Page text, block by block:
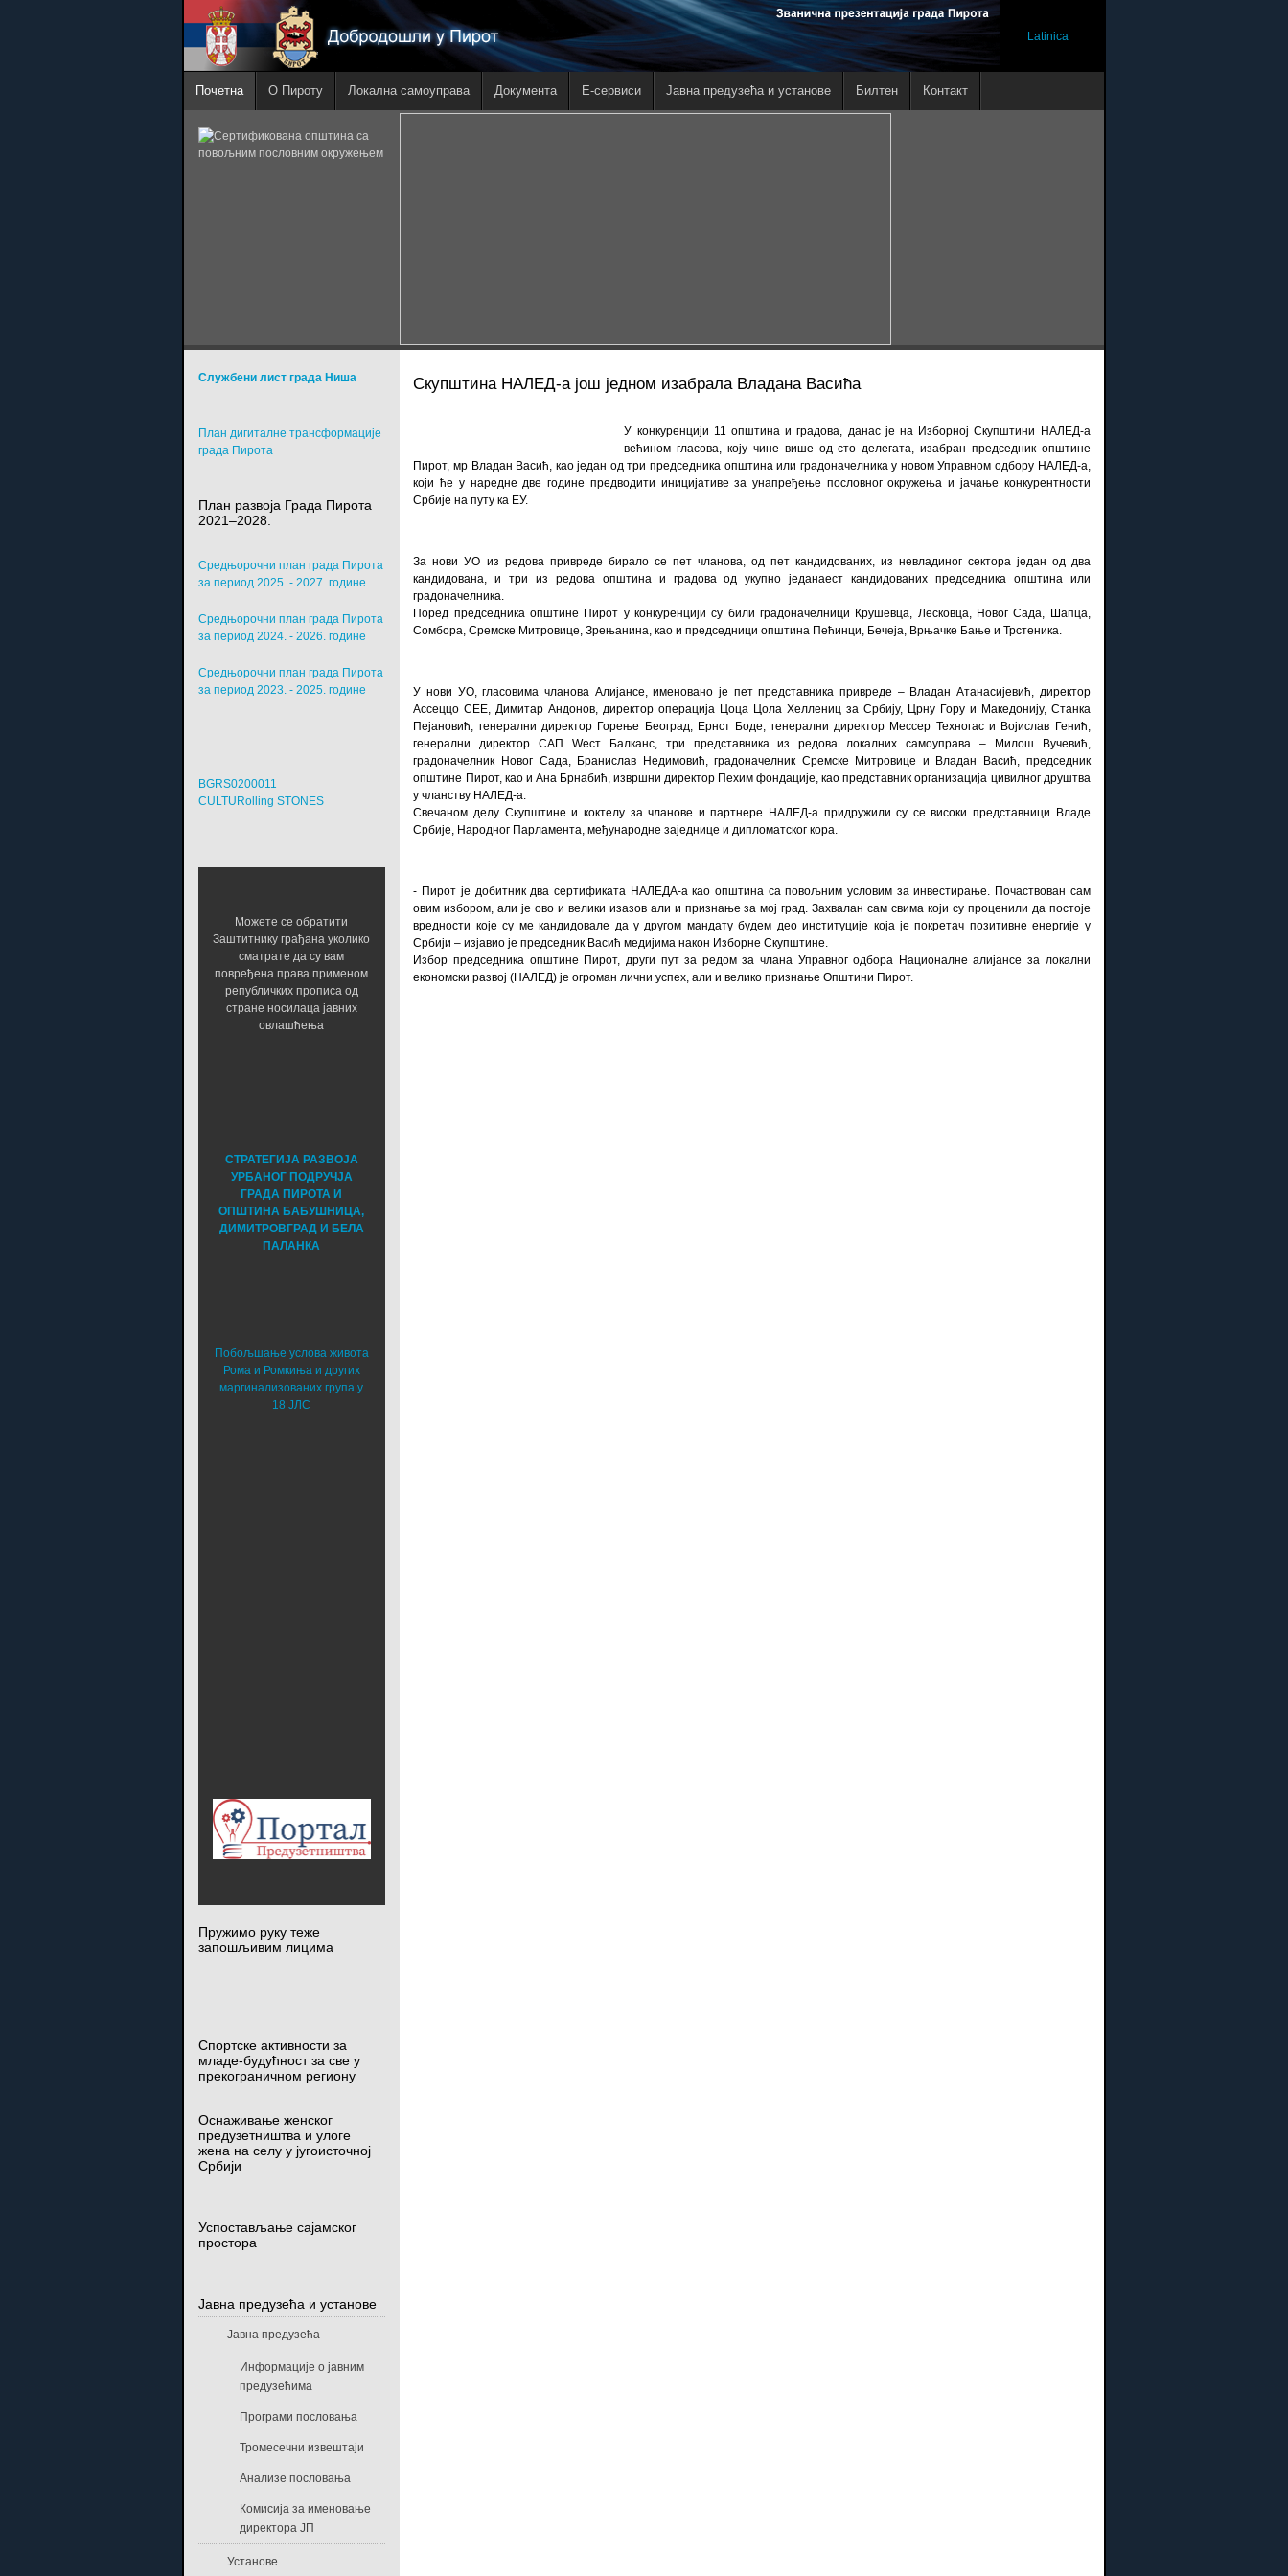
Latinica
Почетна О Пироту Локална самоуправа Документа E-сервиси Јавна предузећа и установе Билтен Контакт
Скупштина НАЛЕД-а још једном изабрала Владана Васића
У конкуренцији 11 општина и градова, данас је на Изборној Скупштини НАЛЕД-а
већином гласова, коју чине више од сто делегата, изабран председник општине
Пирот, мр Владан Васић, као један од три председника општина или градоначелника у новом Управном одбору НАЛЕД-а,
који ће у наредне две године предводити иницијативе за унапређење пословног окружења и јачање конкурентности
Србије на путу ка ЕУ.
За нови УО из редова привреде бирало се пет чланова, од пет кандидованих, из невладиног сектора један од два
кандидована, и три из редова општина и градова од укупно једанаест кандидованих председника општина или
градоначелника.
Поред председника општине Пирот у конкуренцији су били градоначелници Крушевца, Лесковца, Новог Сада, Шапца,
Сомбора, Сремске Митровице, Зрењанина, као и председници општина Пећинци, Бечеја, Врњачке Бање и Трстеника.
У нови УО, гласовима чланова Алијансе, именовано је пет представника привреде – Владан Атанасијевић, директор
Ассеццо СЕЕ, Димитар Андонов, директор операција Цоца Цола Хеллениц за Србију, Црну Гору и Македонију, Станка
Пејановић, генерални директор Горење Београд, Ернст Боде, генерални директор Мессер Техногас и Војислав Генић,
генерални директор САП Wест Балканс, три представника из редова локалних самоуправа – Милош Вучевић,
градоначелник Новог Сада, Бранислав Недимовић, градоначелник Сремске Митровице и Владан Васић, председник
општине Пирот, као и Ана Брнабић, извршни директор Пеxим фондације, као представник организација цивилног друштва
у чланству НАЛЕД-а.
Свечаном делу Скупштине и коктелу за чланове и партнере НАЛЕД-а придружили су се високи представници Владе
Србије, Народног Парламента, међународне заједнице и дипломатског кора.
- Пирот је добитник два сертификата НАЛЕДА-а као општина са повољним условим за инвестирање. Почаствован сам
овим избором, али је ово и велики изазов али и признање за мој град. Захвалан сам свима који су проценили да постоје
вредности које су ме кандидовале да у другом мандату будем део институције која је покретач позитивне енергије у
Србији – изјавио је председник Васић медијима након Изборне Скупштине.
Избор председника општине Пирот, други пут за редом за члана Управног одбора Националне алијансе за локални
економски развој (НАЛЕД) је огроман лични успех, али и велико признање Општини Пирот.
Службени лист града Ниша
План дигиталне трансформације
града Пирота
План развоја Града Пирота
2021–2028.
Средњорочни план града Пирота
за период 2025. - 2027. године
Средњорочни план града Пирота
за период 2024. - 2026. године
Средњорочни план града Пирота
за период 2023. - 2025. године
BGRS0200011
CULTURolling STONES
Можете се обратити
Заштитнику грађана уколико
сматрате да су вам
повређена права применом
републичких прописа од
стране носилаца јавних
овлашћења
СТРАТЕГИЈА РАЗВОЈА
УРБАНОГ ПОДРУЧЈА
ГРАДА ПИРОТА И
ОПШТИНА БАБУШНИЦА,
ДИМИТРОВГРАД И БЕЛА
ПАЛАНКА
Побољшање услова живота
Рома и Ромкиња и других
маргинализованих група у
18 ЈЛС
Пружимо руку теже
запошљивим лицима
Спортске активности за
младе-будућност за све у
прекограничном региону
Оснаживање женског
предузетништва и улоге
жена на селу у југоисточној
Србији
Успостављање сајамског
простора
Јавна предузећа и установе
Јавна предузећа
Информације о јавним
предузећима
Програми пословања
Тромесечни извештаји
Анализе пословања
Комисија за именовање
директора ЈП
Установе